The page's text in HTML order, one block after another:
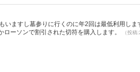
いますし墓参りに行くのに年2回は最低利用し
ーソンで割引された切符を購入します。
（投